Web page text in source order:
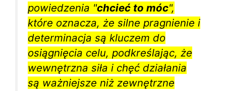
powiedzenia "chcieć to móc",
które oznacza, że silne pragnienie i
determinacja są kluczem do
osiągnięcia celu, podkreślając, że
wewnętrzna siła i chęć działania
są ważniejsze niż zewnętrzne